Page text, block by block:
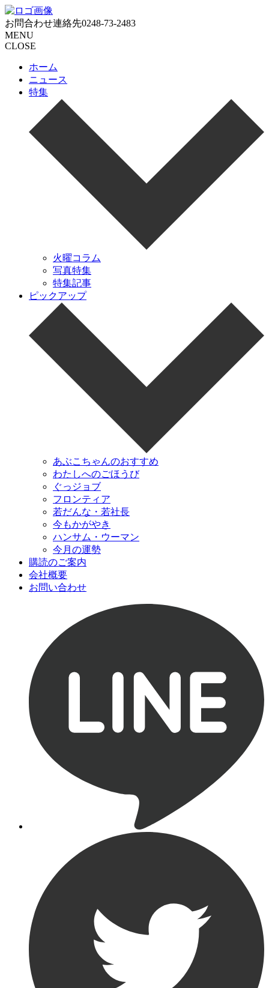
お問合わせ連絡先0248-73-2483
MENU
CLOSE
ホーム
ニュース
特集
火曜コラム
写真特集
特集記事
ピックアップ
あぶこちゃんのおすすめ
わたしへのごほうび
ぐっジョブ
フロンティア
若だんな・若社長
今もかがやき
ハンサム・ウーマン
今月の運勢
購読のご案内
会社概要
お問い合わせ